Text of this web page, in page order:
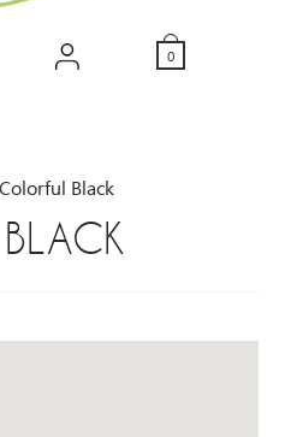
0
Colorful Black